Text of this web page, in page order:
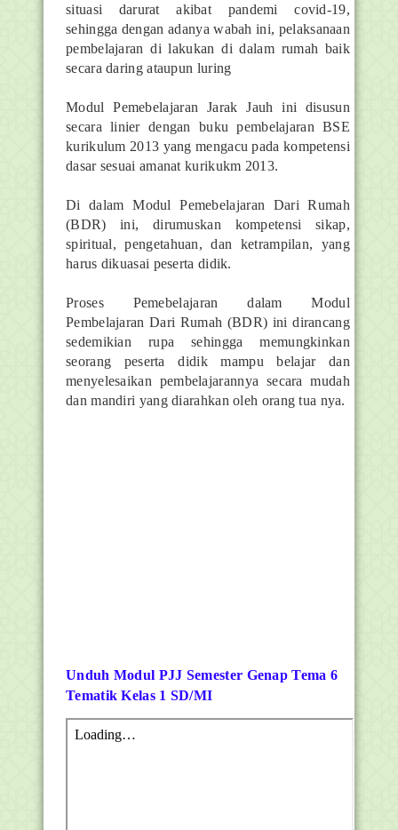
situasi darurat akibat pandemi covid-19,
sehingga dengan adanya wabah ini, pelaksanaan
pembelajaran di lakukan di dalam rumah baik
secara daring ataupun luring
Modul Pemebelajaran Jarak Jauh ini disusun
secara linier dengan buku pembelajaran BSE
kurikulum 2013 yang mengacu pada kompetensi
dasar sesuai amanat kurikukm 2013.
Di dalam Modul Pemebelajaran Dari Rumah
(BDR) ini, dirumuskan kompetensi sikap,
spiritual, pengetahuan, dan ketrampilan, yang
harus dikuasai peserta didik.
Proses Pemebelajaran dalam Modul
Pembelajaran Dari Rumah (BDR) ini dirancang
sedemikian rupa sehingga memungkinkan
seorang peserta didik mampu belajar dan
menyelesaikan pembelajarannya secara mudah
dan mandiri yang diarahkan oleh orang tua nya.
Unduh Modul PJJ Semester Genap Tema 6
Tematik Kelas 1 SD/MI